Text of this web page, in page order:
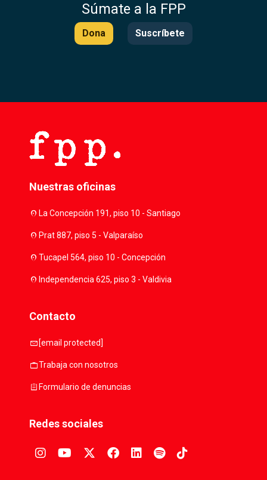
Súmate a la FPP
Dona Suscríbete
Nuestras oficinas
location_onLa Concepción 191, piso 10 - Santiago
location_onPrat 887, piso 5 - Valparaíso
location_onTucapel 564, piso 10 - Concepción
location_onIndependencia 625, piso 3 - Valdivia
Contacto
mail [email protected]
workTrabaja con nosotros
assignmentFormulario de denuncias
Redes sociales